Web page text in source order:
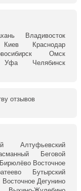
Владивосток
Киев
Краснодар
Омск
Уфа
Челябинск
отзывов
Алтуфьевский
Беговой
Бирюлёво Восточное
Бутырский
Восточное Дегунино